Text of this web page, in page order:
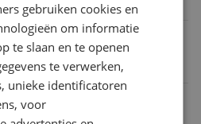
gebruiken cookies en
om informatie
te slaan en te openen
te verwerken,
unieke identificatoren
voor